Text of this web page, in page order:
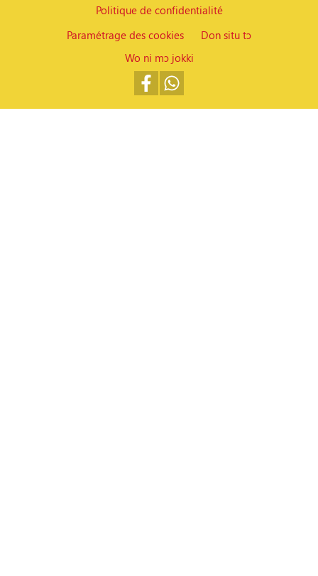
Pied de page
Politique de confidentialité
Paramétrage des cookies
Don situ tɔ
Wo ni mɔ jokki